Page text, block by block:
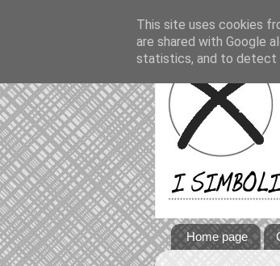
Home page
This site uses cookies
are shared with Google
statistics, and to detect